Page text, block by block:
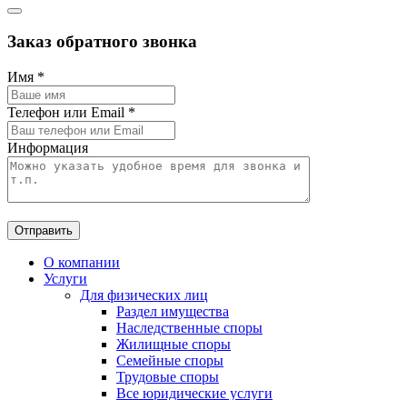
Заказ обратного звонка
Имя *
Телефон или Email *
Информация
Отправить
О компании
Услуги
Для физических лиц
Раздел имущества
Наследственные споры
Жилищные споры
Семейные споры
Трудовые споры
Все юридические услуги